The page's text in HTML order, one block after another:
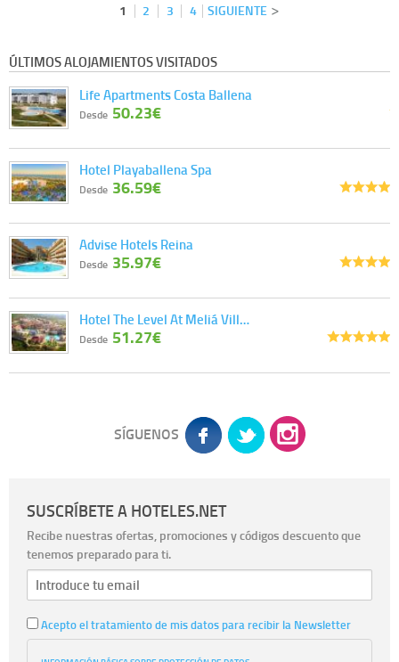
1 2 3 4 SIGUIENTE
ÚLTIMOS ALOJAMIENTOS VISITADOS
Life Apartments Costa Ballena
Desde 50.23€
Hotel Playaballena Spa
Desde 36.59€
Advise Hotels Reina
Desde 35.97€
Hotel The Level At Meliá Vill…
Desde 51.27€
SÍGUENOS
SUSCRÍBETE A HOTELES.NET
Recibe nuestras ofertas, promociones y códigos descuento que
tenemos preparado para ti.
Acepto el tratamiento de mis datos para recibir la Newsletter